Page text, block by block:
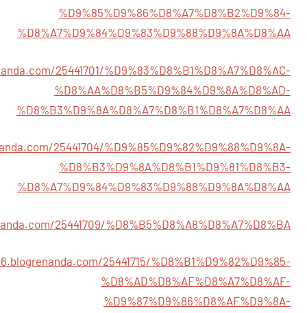
%D9%85%D9%86%D8%A7%D8%B2%D9%84-
%D8%A7%D9%84%D9%83%D9%88%D9%8A%D8%AA
25441701/%D9%83%D8%B1%D8%A7%D8%AC-
%D8%AA%D8%B5%D9%84%D9%8A%D8%AD-
%D8%B3%D9%8A%D8%A7%D8%B1%D8%A7%D8%AA
25441704/%D9%85%D9%82%D9%88%D9%8A-
%D8%B3%D9%8A%D8%B1%D9%81%D8%B3-
%D8%A7%D9%84%D9%83%D9%88%D9%8A%D8%AA
25441709/%D8%B5%D8%A8%D8%A7%D8%BA
25441715/%D8%B1%D9%82%D9%85-
%D8%AD%D8%AF%D8%A7%D8%AF-
%D9%87%D9%86%D8%AF%D9%8A-